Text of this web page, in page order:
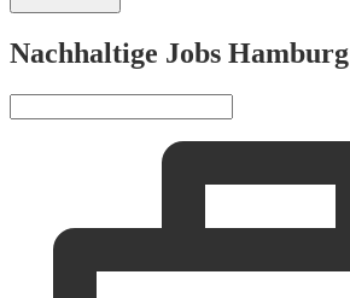
Nachhaltige Jobs Hamburg